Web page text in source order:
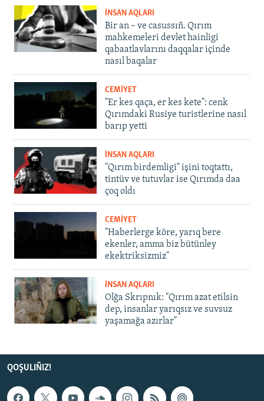
İNSAN AQLARI
Bir an – ve casussıñ. Qırım
mahkemeleri devlet hainligi
qabaatlavlarını daqqalar içinde
nasıl baqalar
CEMİYET
"Er kes qaça, er kes kete": cenk
Qırımdaki Rusiye turistlerine nasıl
barıp yetti
İNSAN AQLARI
"Qırım birdemligi" işini toqtattı,
tintüv ve tutuvlar ise Qırımda daa
çoq oldı
CEMİYET
"Haberlerge köre, yarıq bere
ekenler, amma biz bütünley
ekektriksizmiz"
İNSAN AQLARI
Olğa Skrıpnık: "Qırım azat etilsin
dep, insanlar yarıqsız ve suvsuz
yaşamağa azırlar"
QOŞULIÑIZ!